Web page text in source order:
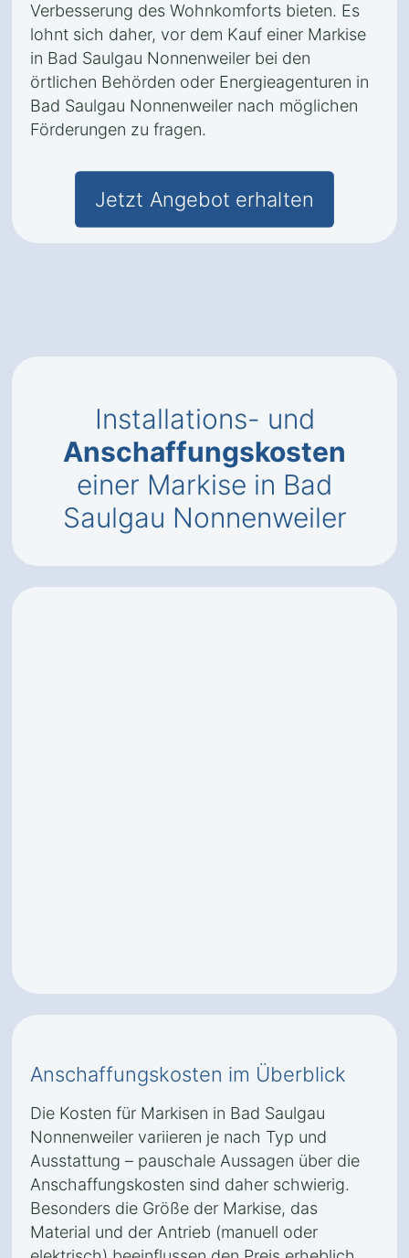
Verbesserung des Wohnkomforts bieten. Es
lohnt sich daher, vor dem Kauf einer Markise
in Bad Saulgau Nonnenweiler bei den
örtlichen Behörden oder Energieagenturen in
Bad Saulgau Nonnenweiler nach möglichen
Förderungen zu fragen.
Jetzt Angebot erhalten
Installations- und
Anschaffungskosten
einer Markise in Bad
Saulgau Nonnenweiler
Anschaffungskosten im Überblick
Die Kosten für Markisen in Bad Saulgau
Nonnenweiler variieren je nach Typ und
Ausstattung – pauschale Aussagen über die
Anschaffungskosten sind daher schwierig.
Besonders die Größe der Markise, das
Material und der Antrieb (manuell oder